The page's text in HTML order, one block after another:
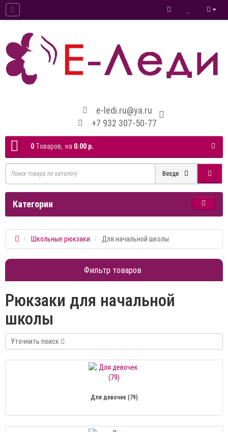
e-ledi.ru@ya.ru
+7 932 307-50-77
0 Tоваров, на 0.00 р.
Везде
Категории
Школьные рюкзаки Для начальной школы
Фильтр товаров
Рюкзаки для начальной
школы
Уточнить поиск
Для девочек (79)